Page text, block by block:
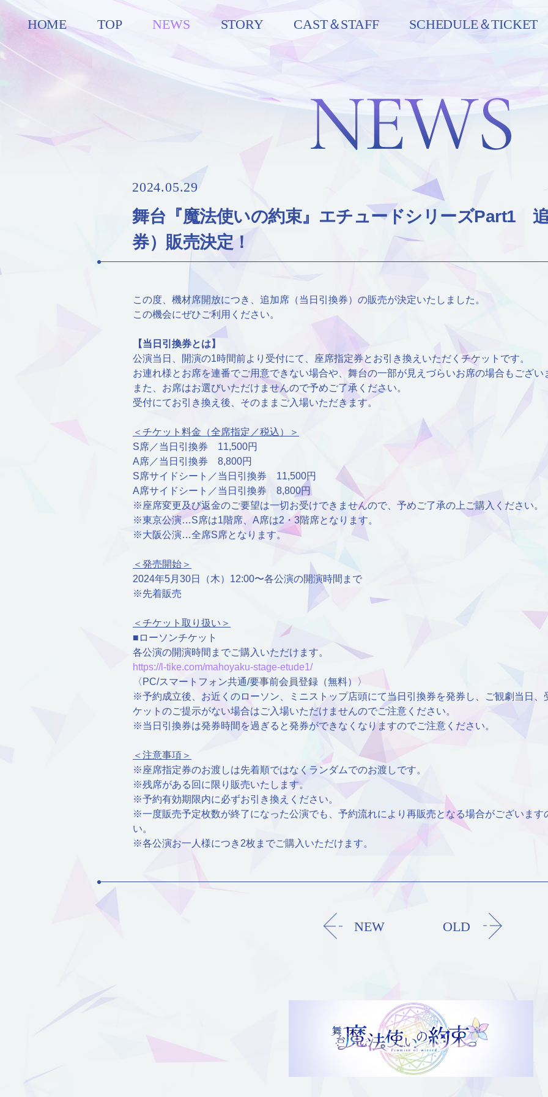
HOME TOP NEWS STORY CAST＆STAFF SCHEDULE＆TICKET
2024.05.29
舞台『魔法使いの約束』エチュードシリーズPart1
券）販売決定！
この度、機材席開放につき、追加席（当日引換券）の販売が決定いたしました。
この機会にぜひご利用ください。
【当日引換券とは】
公演当日、開演の1時間前より受付にて、座席指定券とお引き換えいただくチケットです。
お連れ様とお席を連番でご用意できない場合や、舞台の一部が見えづらいお席の場合もござい
また、お席はお選びいただけませんので予めご了承ください。
受付にてお引き換え後、そのままご入場いただきます。
＜チケット料金（全席指定／税込）＞
S席／当日引換券 11,500円
A席／当日引換券 8,800円
S席サイドシート／当日引換券 11,500円
A席サイドシート／当日引換券 8,800円
※座席変更及び返金のご要望は一切お受けできませんので、予めご了承の上ご購入ください。
※東京公演…S席は1階席、A席は2・3階席となります。
※大阪公演…全席S席となります。
＜発売開始＞
2024年5月30日（木）12:00〜各公演の開演時間まで
※先着販売
＜チケット取り扱い＞
■ローソンチケット
各公演の開演時間までご購入いただけます。
https://l-tike.com/mahoyaku-stage-etude1/
〈PC/スマートフォン共通/要事前会員登録（無料）〉
※予約成立後、お近くのローソン、ミニストップ店頭にて当日引換券を発券し、ご観劇当日、
ケットのご提示がない場合はご入場いただけませんのでご注意ください。
※当日引換券は発券時間を過ぎると発券ができなくなりますのでご注意ください。
＜注意事項＞
※座席指定券のお渡しは先着順ではなくランダムでのお渡しです。
※残席がある回に限り販売いたします。
※予約有効期限内に必ずお引き換えください。
※一度販売予定枚数が終了になった公演でも、予約流れにより再販売となる場合がございます
い。
※各公演お一人様につき2枚までご購入いただけます。
NEW OLD